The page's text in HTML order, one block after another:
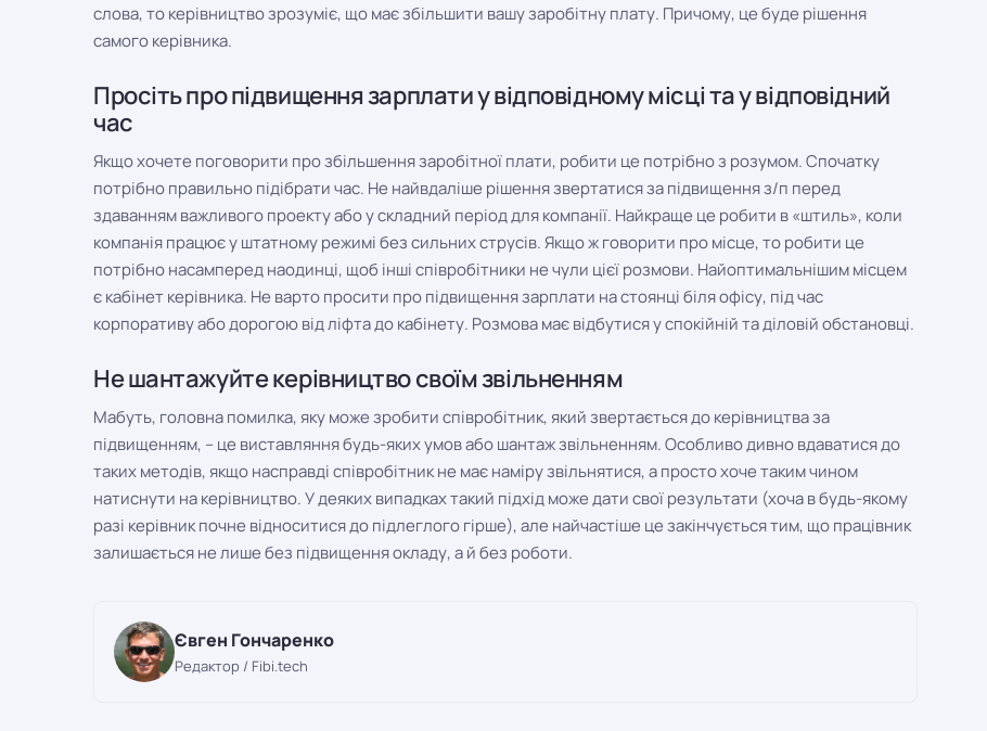
слова, то керівництво зрозуміє, що має збільшити вашу заробітну плату. Причому, це буде рішення
самого керівника.
Просіть про підвищення зарплати у відповідному місці та у відповідний
час
Якщо хочете поговорити про збільшення заробітної плати, робити це потрібно з розумом. Спочатку
потрібно правильно підібрати час. Не найвдаліше рішення звертатися за підвищення з/п перед
здаванням важливого проекту або у складний період для компанії. Найкраще це робити в «штиль», коли
компанія працює у штатному режимі без сильних струсів. Якщо ж говорити про місце, то робити це
потрібно насамперед наодинці, щоб інші співробітники не чули цієї розмови. Найоптимальнішим місцем
є кабінет керівника. Не варто просити про підвищення зарплати на стоянці біля офісу, під час
корпоративу або дорогою від ліфта до кабінету. Розмова має відбутися у спокійній та діловій обстановці.
Не шантажуйте керівництво своїм звільненням
Мабуть, головна помилка, яку може зробити співробітник, який звертається до керівництва за
підвищенням, – це виставляння будь-яких умов або шантаж звільненням. Особливо дивно вдаватися до
таких методів, якщо насправді співробітник не має наміру звільнятися, а просто хоче таким чином
натиснути на керівництво. У деяких випадках такий підхід може дати свої результати (хоча в будь-якому
разі керівник почне відноситися до підлеглого гірше), але найчастіше це закінчується тим, що працівник
залишається не лише без підвищення окладу, а й без роботи.
Євген Гончаренко
Редактор / Fibi.tech